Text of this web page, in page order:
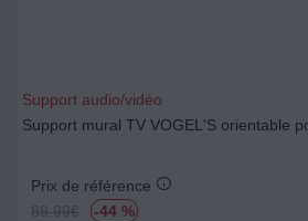
Support audio/vidéo
Support mural TV VOGEL'S orientable
Prix de référence
89.99€ -44 %